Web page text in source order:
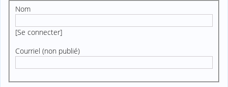
Nom
[Se connecter]
Courriel (non publié)